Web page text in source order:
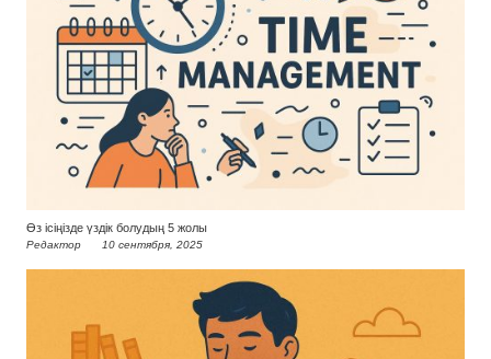
Өз ісіңізде үздік болудың 5 жолы
Редактор 10 сентября, 2025